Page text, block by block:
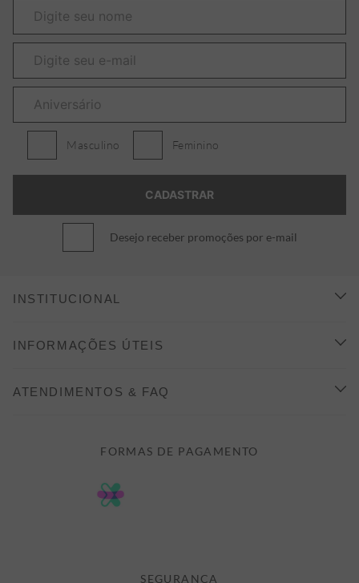
Masculino Feminino
Desejo receber promoções por e-mail
INSTITUCIONAL
CONHEÇA A ALEATORY
INFORMAÇÕES ÚTEIS
FORMAS DE PAGAMENTO
POLÍTICA DE PRIVACIDADE
ATENDIMENTOS & FAQ
ATENDIMENTO@ALEATORYSTORE.COM.BR
FORMAS DE PAGAMENTO
SEGURANÇA